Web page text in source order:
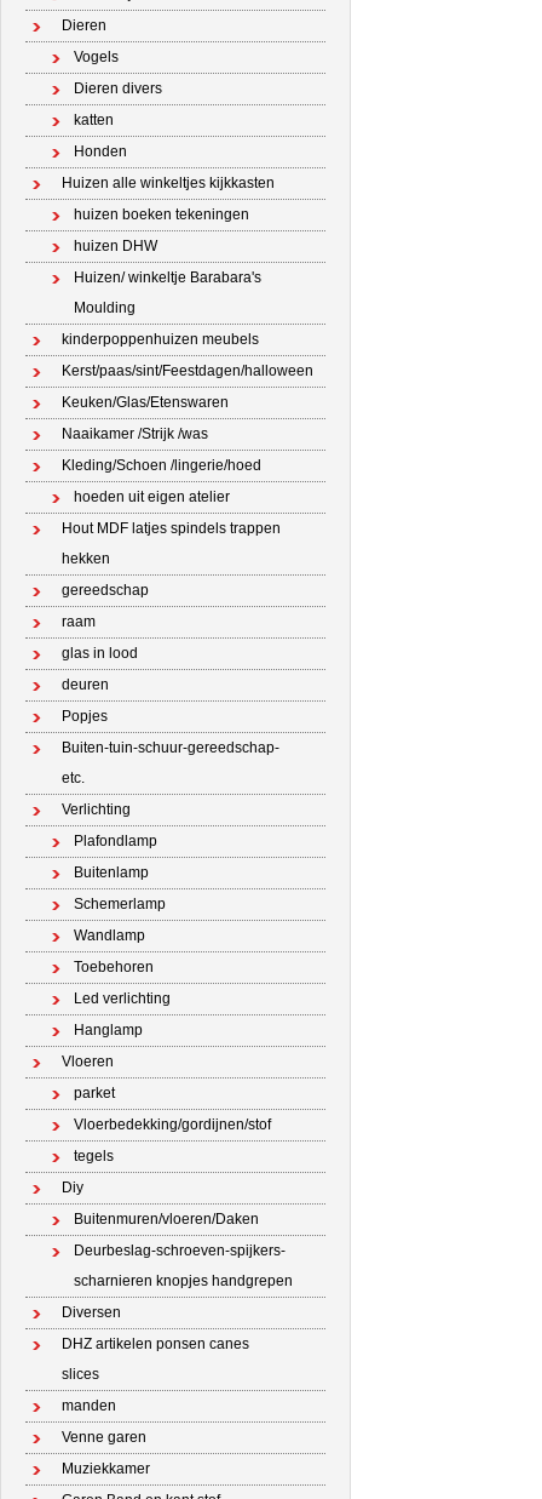
Dieren
Vogels
Dieren divers
katten
Honden
Huizen alle winkeltjes kijkkasten
huizen boeken tekeningen
huizen DHW
Huizen/ winkeltje Barabara's
Moulding
kinderpoppenhuizen meubels
Kerst/paas/sint/Feestdagen/halloween
Keuken/Glas/Etenswaren
Naaikamer /Strijk /was
Kleding/Schoen /lingerie/hoed
hoeden uit eigen atelier
Hout MDF latjes spindels trappen
hekken
gereedschap
raam
glas in lood
deuren
Popjes
Buiten-tuin-schuur-gereedschap-
etc.
Verlichting
Plafondlamp
Buitenlamp
Schemerlamp
Wandlamp
Toebehoren
Led verlichting
Hanglamp
Vloeren
parket
Vloerbedekking/gordijnen/stof
tegels
Diy
Buitenmuren/vloeren/Daken
Deurbeslag-schroeven-spijkers-
scharnieren knopjes handgrepen
Diversen
DHZ artikelen ponsen canes
slices
manden
Venne garen
Muziekkamer